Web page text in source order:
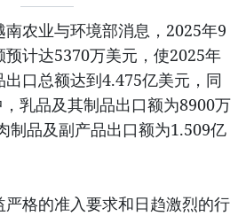
农业与环境部消息，2025年9
预计达5370万美元，使2025年
口总额达到4.475亿美元，同
乳品及其制品出口额为8900万
制品及副产品出口额为1.509亿
格的准入要求和日趋激烈的行